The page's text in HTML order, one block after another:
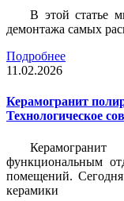
В этой статье
демонтажа самых
Подробнее
11.02.2026
Керамогранит
Технологическое
функциональным
помещений.
керамики